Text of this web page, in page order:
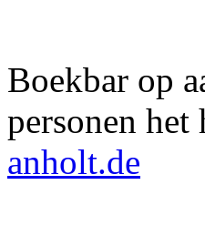
Boekbar op
personen
anholt.de